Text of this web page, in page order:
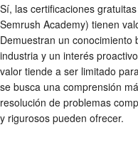
Sí, las certificaciones
Semrush Academy) tienen
Demuestran un
industria y un interés
valor tiende a ser limitado
se busca una comprensión
resolución de problemas
y rigurosos pueden ofrecer.